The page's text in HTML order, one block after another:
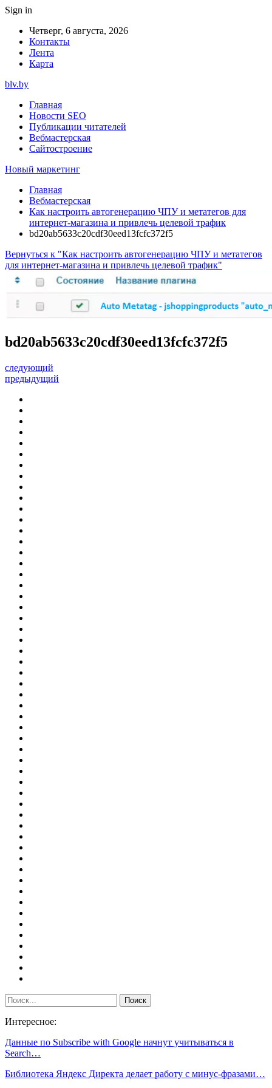
Sign in
Четверг, 6 августа, 2026
Контакты
Лента
Карта
blv.by
Главная
Новости SEO
Публикации читателей
Вебмастерская
Сайтостроение
Новый маркетинг
Главная
Вебмастерская
Как настроить автогенерацию ЧПУ и метатегов для
интернет-магазина и привлечь целевой трафик
bd20ab5633c20cdf30eed13fcfc372f5
Вернуться к "Как настроить автогенерацию ЧПУ и метатегов
для интернет-магазина и привлечь целевой трафик"
bd20ab5633c20cdf30eed13fcfc372f5
следующий
предыдущий
Интересное:
Данные по Subscribe with Google начнут учитываться в
Search…
Библиотека Яндекс Директа делает работу с минус-фразами…